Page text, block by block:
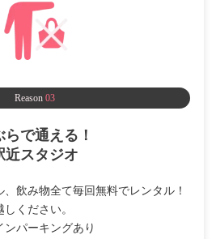
Reason 03
らで通える！
近スタジオ
飲み物全て毎回無料でレンタル！
ください。
ンパーキングあり